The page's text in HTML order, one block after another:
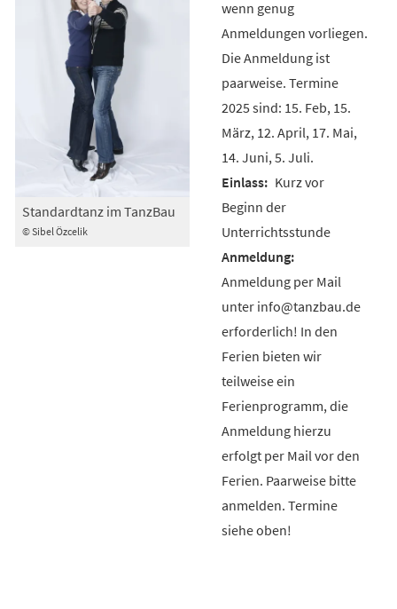
© Sibel Özcelik
Standardtanz im TanzBau
wenn genug
Anmeldungen vorliegen.
Die Anmeldung ist
paarweise. Termine
2025 sind: 15. Feb, 15.
März, 12. April, 17. Mai,
14. Juni, 5. Juli.
Kurz vor
Beginn der
Unterrichtsstunde
Anmeldung per Mail
unter info@tanzbau.de
erforderlich! In den
Ferien bieten wir
teilweise ein
Ferienprogramm, die
Anmeldung hierzu
erfolgt per Mail vor den
Ferien. Paarweise bitte
anmelden. Termine
siehe oben!